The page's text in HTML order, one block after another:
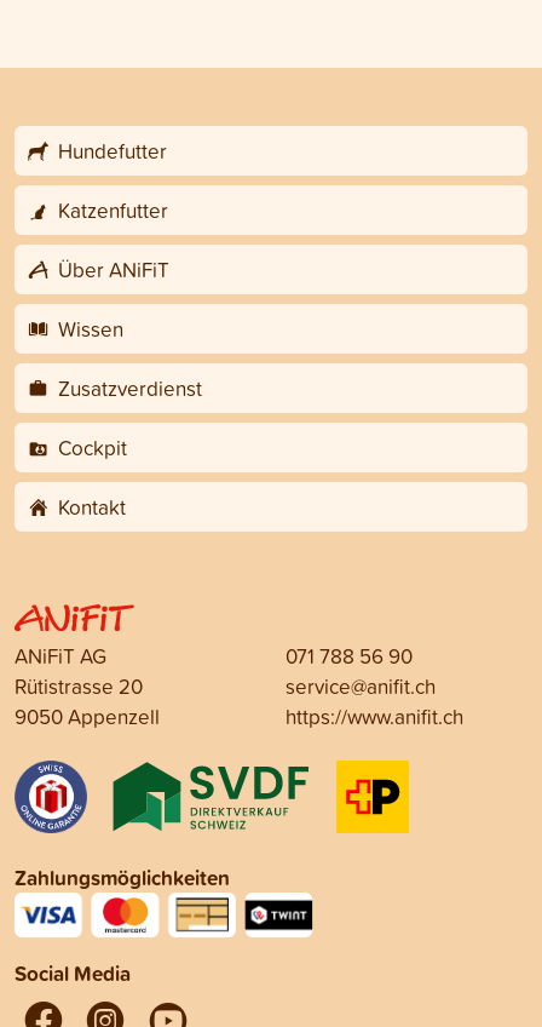
Hundefutter
Katzenfutter
Über ANiFiT
Wissen
Zusatzverdienst
Cockpit
Kontakt
ANiFiT AG
Rütistrasse 20
9050 Appenzell
071 788 56 90
service@anifit.ch
https://www.anifit.ch
Zahlungsmöglichkeiten
Social Media